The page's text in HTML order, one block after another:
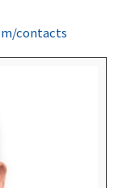
contacts